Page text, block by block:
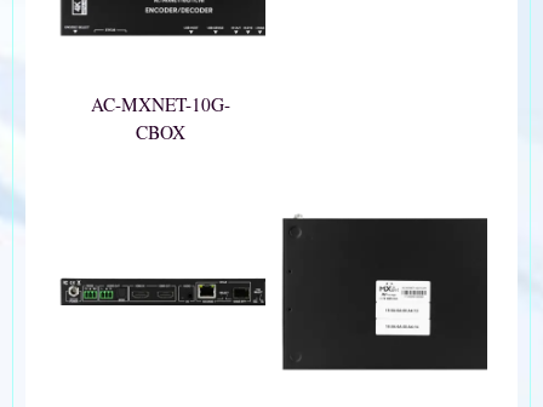
AC-MXNET-10G-
CBOX